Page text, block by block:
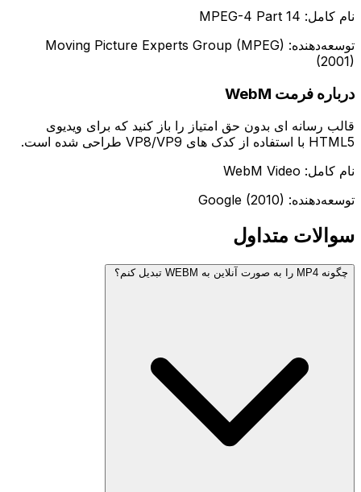
نام کامل: MPEG-4 Part 14
توسعه‌دهنده: Moving Picture Experts Group (MPEG)
(2001)
درباره فرمت WebM
قالب رسانه ای بدون حق امتیاز را باز کنید که برای ویدیوی
HTML5 با استفاده از کدک های VP8/VP9 طراحی شده است.
نام کامل: WebM Video
توسعه‌دهنده: Google (2010)
سوالات متداول
چگونه MP4 را به صورت آنلاین به WEBM تبدیل کنم؟